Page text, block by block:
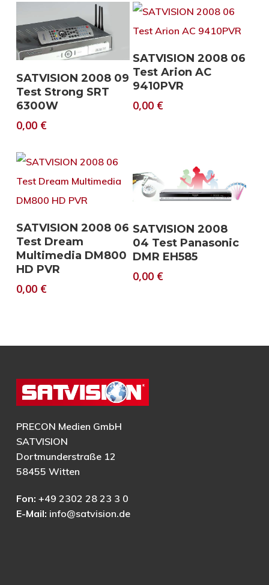
Download
SATVISION 2008 09
Test Strong SRT
6300W
0,00 €
Download
SATVISION 2008 06
Test Arion AC
9410PVR
0,00 €
Download
SATVISION 2008 06
Test Dream
Multimedia DM800
HD PVR
0,00 €
Download
SATVISION 2008
04 Test Panasonic
DMR EH585
0,00 €
PRECON Medien GmbH
SATVISION
Dortmunderstraße 12
58455 Witten
Fon: +49 2302 28 23 3 0
E-Mail: info@satvision.de